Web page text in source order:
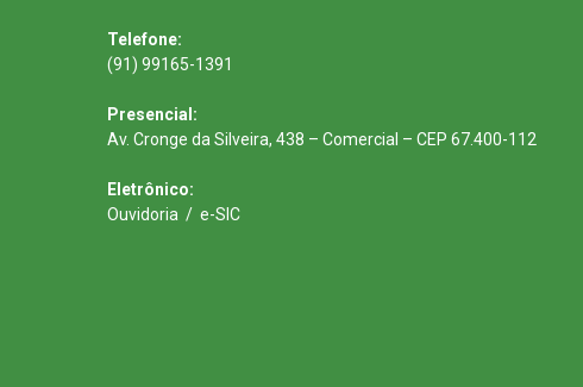
Telefone:
(91) 99165-1391
Presencial:
Av. Cronge da Silveira, 438 – Comercial – CEP 67.400-112
Eletrônico:
Ouvidoria / e-SIC